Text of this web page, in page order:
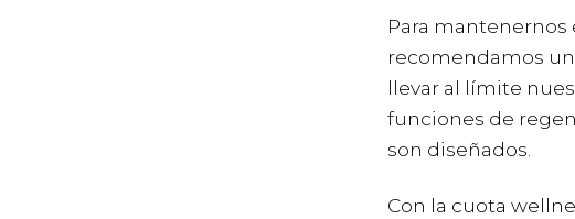
Para mantenernos
recomendamos
llevar al límite
funciones de
son diseñados.
Con la cuota